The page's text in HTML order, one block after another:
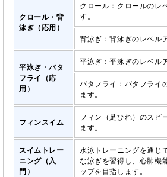
クロール・背
泳ぎ（応用）
クロール：クロールのレ
す。
背泳ぎ：背泳ぎのレベル
平泳ぎ・バタ
フライ（応
用）
平泳ぎ：平泳ぎのレベル
バタフライ：バタフライ
ます。
フィンスイム
フィン（足ひれ）のスピ
ます。
スイムトレー
ニング（入
門）
水泳トレーニングを通じ
な泳ぎを習得し、心肺機
ップを目指します。